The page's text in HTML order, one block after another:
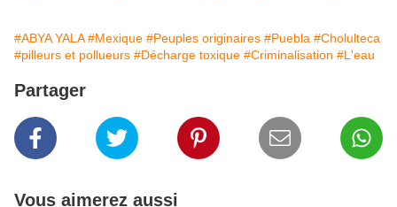
#ABYA YALA #Mexique #Peuples originaires #Puebla #Cholulteca
#pilleurs et pollueurs #Décharge toxique #Criminalisation #L'eau
Partager
Vous aimerez aussi